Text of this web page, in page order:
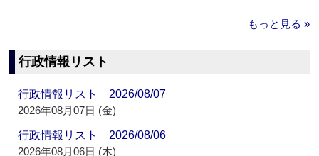
もっと見る »
行政情報リスト
行政情報リスト 2026/08/07
2026年08月07日 (金)
行政情報リスト 2026/08/06
2026年08月06日 (木)